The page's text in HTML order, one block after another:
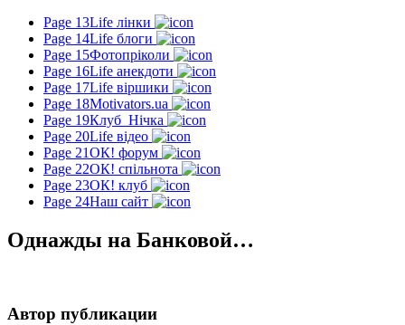
Page 13Life лінки
Page 14Life блоги
Page 15Фотопріколи
Page 16Life анекдоти
Page 17Life віршики
Page 18Motivators.ua
Page 19Клуб_Нічка
Page 20Life відео
Page 21ОК! форум
Page 22ОК! спільнота
Page 23ОК! клуб
Page 24Наш сайт
Однажды на Банковой…
Автор публикации